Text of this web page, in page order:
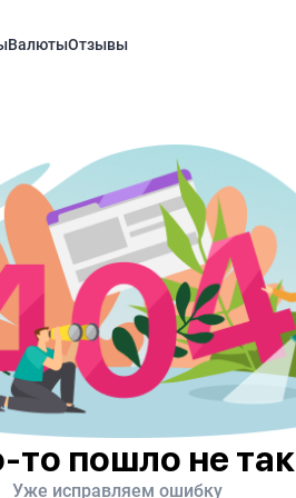
ВалютыОтзывы
то пошло не так
Уже исправляем ошибку